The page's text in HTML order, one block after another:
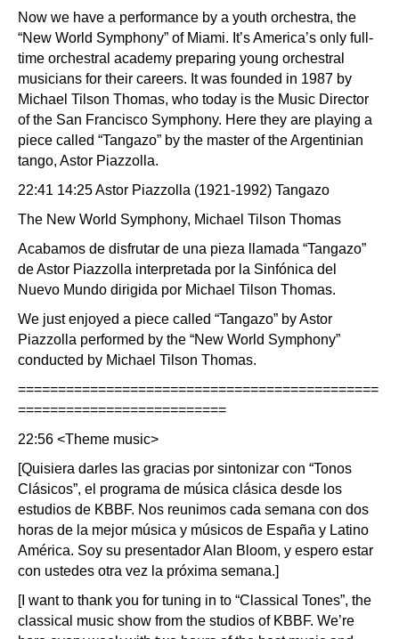
Now we have a performance by a youth orchestra, the
“New World Symphony” of Miami. It’s America’s only full-
time orchestral academy preparing young orchestral
musicians for their careers. It was founded in 1987 by
Michael Tilson Thomas, who today is the Music Director
of the San Francisco Symphony. Here they are playing a
piece called “Tangazo” by the master of the Argentinian
tango, Astor Piazzolla.
22:41 14:25 Astor Piazzolla (1921-1992) Tangazo
The New World Symphony, Michael Tilson Thomas
Acabamos de disfrutar de una pieza llamada “Tangazo”
de Astor Piazzolla interpretada por la Sinfónica del
Nuevo Mundo dirigida por Michael Tilson Thomas.
We just enjoyed a piece called “Tangazo” by Astor
Piazzolla performed by the “New World Symphony”
conducted by Michael Tilson Thomas.
=============================================
==========================
22:56 <Theme music>
[Quisiera darles las gracias por sintonizar con “Tonos
Clásicos”, el programa de música clásica desde los
estudios de KBBF. Nos reunimos cada semana con dos
horas de la mejor música y músicos de España y Latino
América. Soy su presentador Alan Bloom, y espero estar
con ustedes otra vez la próxima semana.]
[I want to thank you for tuning in to “Classical Tones”, the
classical music show from the studios of KBBF. We’re